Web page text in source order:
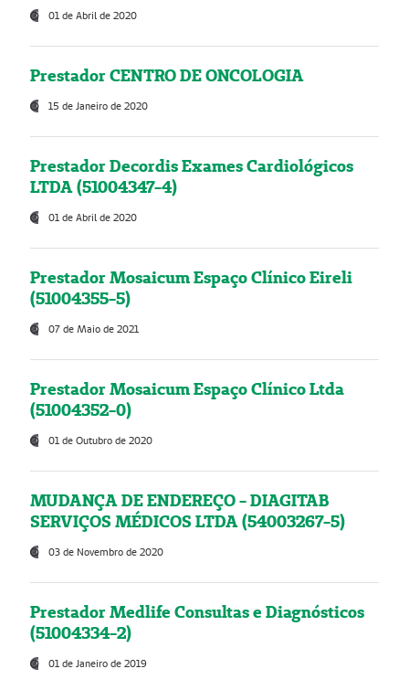
01 de Abril de 2020
Prestador CENTRO DE ONCOLOGIA
15 de Janeiro de 2020
Prestador Decordis Exames Cardiológicos
LTDA (51004347-4)
01 de Abril de 2020
Prestador Mosaicum Espaço Clínico Eireli
(51004355-5)
07 de Maio de 2021
Prestador Mosaicum Espaço Clínico Ltda
(51004352-0)
01 de Outubro de 2020
MUDANÇA DE ENDEREÇO - DIAGITAB
SERVIÇOS MÉDICOS LTDA (54003267-5)
03 de Novembro de 2020
Prestador Medlife Consultas e Diagnósticos
(51004334-2)
01 de Janeiro de 2019